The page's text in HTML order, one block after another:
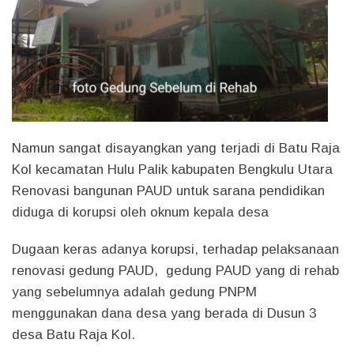
Namun sangat disayangkan yang terjadi di Batu Raja
Kol kecamatan Hulu Palik kabupaten Bengkulu Utara
Renovasi bangunan PAUD untuk sarana pendidikan
diduga di korupsi oleh oknum kepala desa
Dugaan keras adanya korupsi, terhadap pelaksanaan
renovasi gedung PAUD, gedung PAUD yang di rehab
yang sebelumnya adalah gedung PNPM
menggunakan dana desa yang berada di Dusun 3
desa Batu Raja Kol.